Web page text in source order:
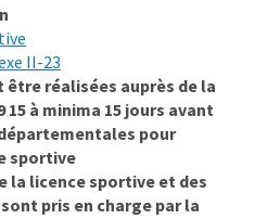
II-23
réalisées auprès de la
15 à minima 15 jours avant
pour
sportive
la licence sportive et des
pris en charge par la